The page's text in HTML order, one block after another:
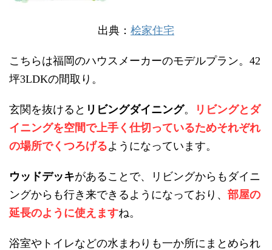
出典： 桧家住宅
こちらは福岡のハウスメーカーのモデルプラン。 42
坪3LDKの間取り。
玄関を抜けると リビングダイニング。
リビングとダ
イニングを空間で上手く仕切っているためそれぞれ
の場所でくつろげるようになっています。
ウッドデッキがあることで、リビングからもダイニ
ングからも行き来できるようになっており、 部屋の
延長のように使えますね。
浴室やトイレなどの水まわりも一か所にまとめられ